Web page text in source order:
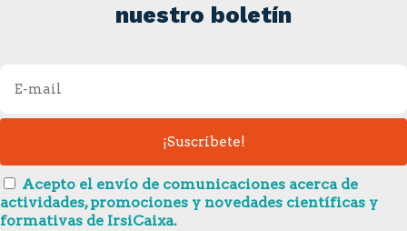
nuestro boletín
Acepto el envío de comunicaciones acerca de
actividades, promociones y novedades científicas y
formativas de IrsiCaixa.